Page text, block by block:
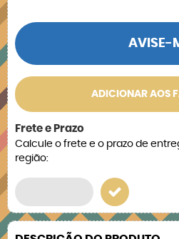
AVISE-
ADICIONAR AOS
Frete e Prazo
Calcule o frete e o prazo de
região: